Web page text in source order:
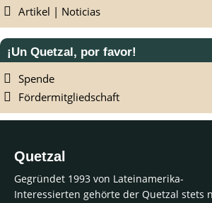
Artikel | Noticias
¡Un Quetzal, por favor!
Spende
Fördermitgliedschaft
Quetzal
Gegründet 1993 von Lateinamerika-
Interessierten gehörte der Quetzal stets